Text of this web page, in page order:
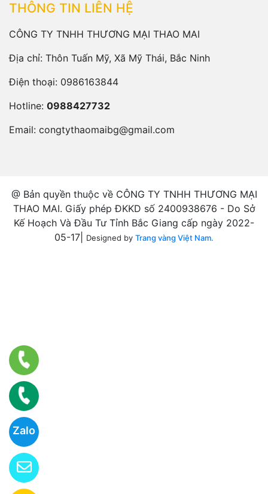
Zalo
THÔNG TIN LIÊN HỆ
CÔNG TY TNHH THƯƠNG MẠI THAO MAI
Địa chỉ: Thôn Tuấn Mỹ, Xã Mỹ Thái, Bắc Ninh
Điện thoại: 0986163844
Hotline: 0988427732
Email: congtythaomaibg@gmail.com
@ Bản quyền thuộc về CÔNG TY TNHH THƯƠNG MẠI
THAO MAI. Giấy phép ĐKKD số 2400938676 - Do Sở
Kế Hoạch Và Đầu Tư Tỉnh Bắc Giang cấp ngày 2022-
05-17|
Designed by Trang vàng Việt Nam.